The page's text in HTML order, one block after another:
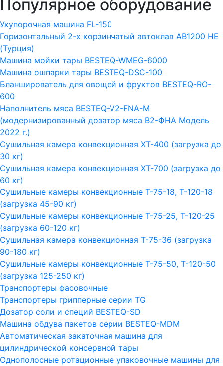
Популярное оборудование
Укупорочная машина FL-150
Горизонтальный 2-х корзинчатый автоклав АВ1200 HE
(Турция)
Машина мойки тары BESTEQ-WMEG-6000
Машина ошпарки тары BESTEQ-DSC-100
Бланширователь для овощей и фруктов BESTEQ-RO-
600
Наполнитель мяса BESTEQ-V2-FNA-M
(модернизированный дозатор мяса В2-ФНА Модель
2022 г.)
Сушильная камера конвекционная ХТ-400 (загрузка до
30 кг)
Сушильная камера конвекционная ХТ-700 (загрузка до
60 кг)
Сушильные камеры конвекционные Т-75-18, Т-120-18
(загрузка 45-90 кг)
Сушильные камеры конвекционные Т-75-25, Т-120-25
(загрузка 60-120 кг)
Сушильная камера конвекционная Т-75-36 (загрузка
90-180 кг)
Сушильные камеры конвекционные Т-75-50, Т-120-50
(загрузка 125-250 кг)
Транспортеры фасовочные
Транспортеры грипперные серии TG
Дозатор соли и специй BESTEQ-SD
Машина обдува пакетов серии ВESTEQ-MDM
Автоматическая закаточная машина для
цилиндрической консервной тары
Однополосные ротационные упаковочные машины для